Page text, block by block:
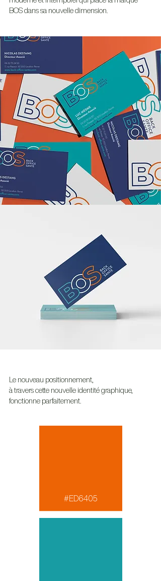
BOS dans sa nouvelle dimension.
Le nouveau positionnement,
à travers cette nouvelle identité graphique,
fonctionne parfaitement.
#ED6405